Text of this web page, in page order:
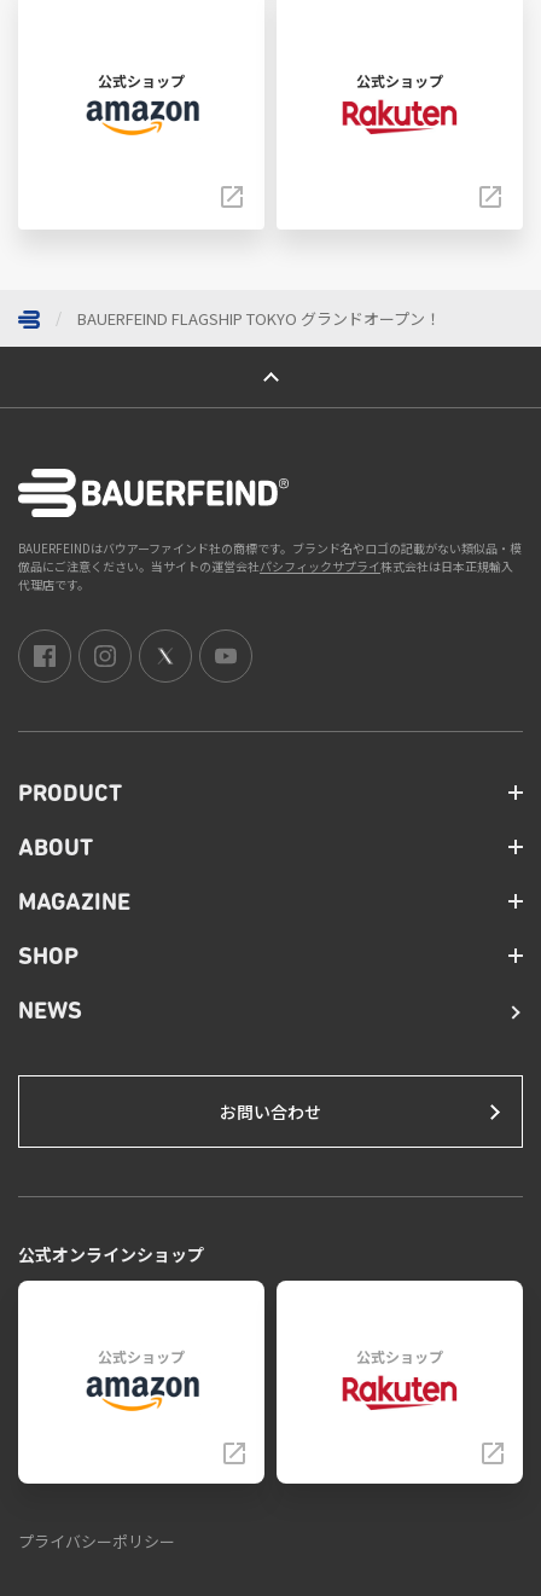
公式ショップ 公式ショップ
BAUERFEIND FLAGSHIP TOKYO グランドオープン！
ページトップへ
BAUERFEINDはバウアーファインド社の商標です。ブランド名やロゴの記載がない類似品・模
倣品にご注意ください。当サイトの運営会社パシフィックサプライ株式会社は日本正規輸入
代理店です。
PRODUCT
ABOUT
MAGAZINE
SHOP
NEWS
お問い合わせ
公式オンラインショップ
公式ショップ 公式ショップ
プライバシーポリシー